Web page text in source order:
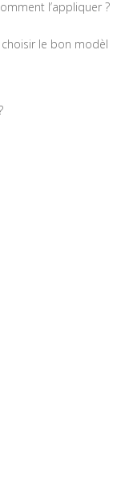
l’appliquer ?
le bon modèl